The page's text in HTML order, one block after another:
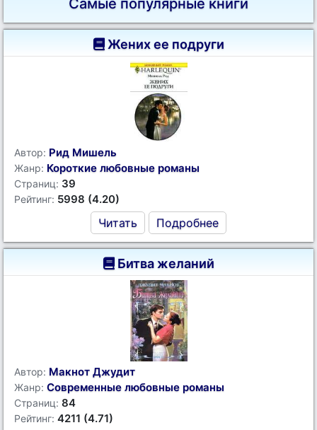
Самые популярные книги
Жених ее подруги
Автор: Рид Мишель
Жанр: Короткие любовные романы
Страниц: 39
Рейтинг: 5998 (4.20)
Читать Подробнее
Битва желаний
Автор: Макнот Джудит
Жанр: Современные любовные романы
Страниц: 84
Рейтинг: 4211 (4.71)